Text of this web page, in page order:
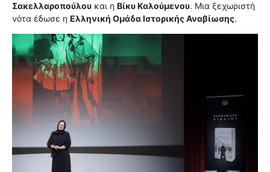
Σακελλαροπούλου και η Βίκυ Καλούμενου. Μια ξεχωριστή
νότα έδωσε η Ελληνική Ομάδα Ιστορικής Αναβίωσης.